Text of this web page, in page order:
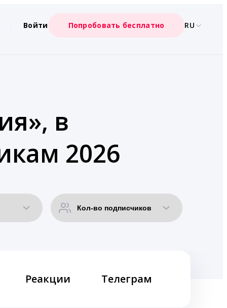
Войти Попробовать бесплатно RU
в
2026
Реакции Телеграм